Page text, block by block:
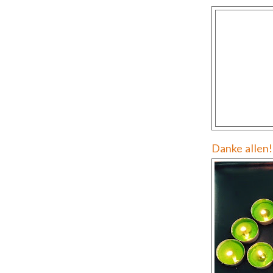
Danke